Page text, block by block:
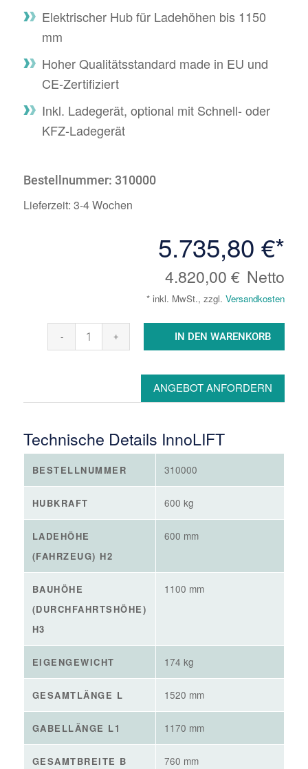
Elektrischer Hub für Ladehöhen bis 1150
mm
Hoher Qualitätsstandard made in EU und
CE-Zertifiziert
Inkl. Ladegerät, optional mit Schnell- oder
KFZ-Ladegerät
Bestellnummer: 310000
Lieferzeit: 3-4 Wochen
5.735,80 €*
4.820,00 € Netto
* inkl. MwSt., zzgl.Versandkosten
IN DEN WARENKORB
ANGEBOT ANFORDERN
Technische Details InnoLIFT
BESTELLNUMMER 310000
HUBKRAFT 600 kg
LADEHÖHE
(FAHRZEUG) H2
600 mm
BAUHÖHE
(DURCHFAHRTSHÖHE)
H3
1100 mm
EIGENGEWICHT 174 kg
GESAMTLÄNGE L 1520 mm
GABELLÄNGE L1 1170 mm
GESAMTBREITE B 760 mm